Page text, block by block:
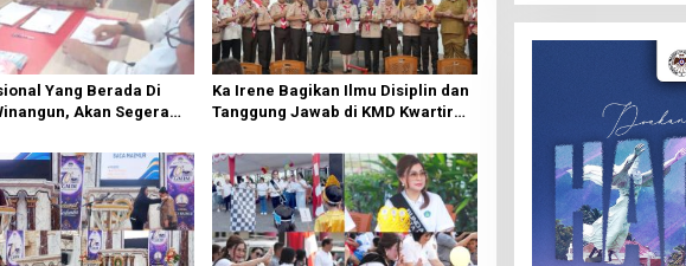
Yang Berada Di
Akan Segera
Ka Irene Bagikan Ilmu Disiplin dan
Tanggung Jawab di KMD Kwartir